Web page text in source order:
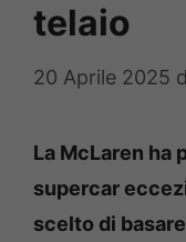
telaio
20 Aprile 2025
La McLaren ha
supercar
scelto di